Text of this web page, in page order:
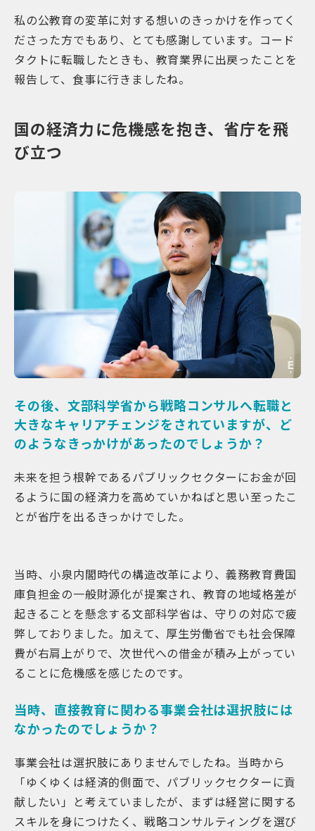
私の公教育の変革に対する想いのきっかけを作ってく
ださった方でもあり、とても感謝しています。コード
タクトに転職したときも、教育業界に出戻ったことを
報告して、食事に行きましたね。
国の経済力に危機感を抱き、省庁を飛
び立つ
その後、文部科学省から戦略コンサルへ転職と
大きなキャリアチェンジをされていますが、ど
のようなきっかけがあったのでしょうか？
未来を担う根幹であるパブリックセクターにお金が回
るように国の経済力を高めていかねばと思い至ったこ
とが省庁を出るきっかけでした。
当時、小泉内閣時代の構造改革により、義務教育費国
庫負担金の一般財源化が提案され、教育の地域格差が
起きることを懸念する文部科学省は、守りの対応で疲
弊しておりました。加えて、厚生労働省でも社会保障
費が右肩上がりで、次世代への借金が積み上がってい
ることに危機感を感じたのです。
当時、直接教育に関わる事業会社は選択肢には
なかったのでしょうか？
事業会社は選択肢にありませんでしたね。当時から
「ゆくゆくは経済的側面で、パブリックセクターに貢
献したい」と考えていましたが、まずは経営に関する
スキルを身につけたく、戦略コンサルティングを選び